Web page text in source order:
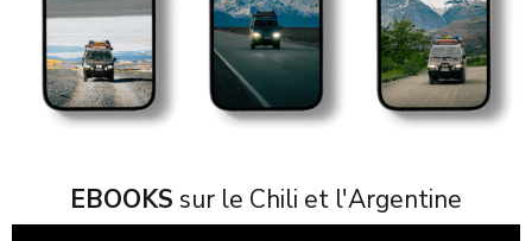
EBOOKS sur le Chili et l'Argentine